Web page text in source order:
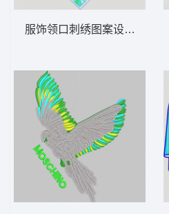
服饰领口刺绣图案设计图 十